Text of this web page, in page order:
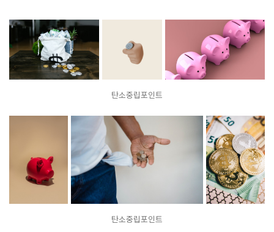
탄소중립포인트
탄소중립포인트